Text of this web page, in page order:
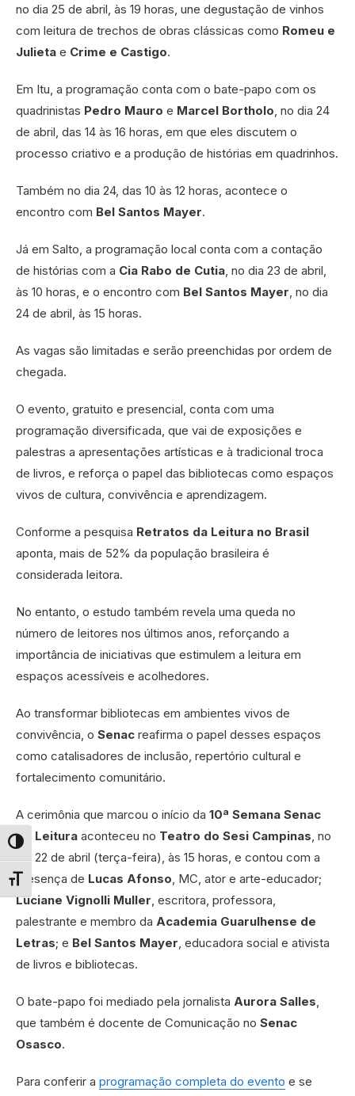
Alternar alto contraste
Alternar tamanho da fonte
no dia 25 de abril, às 19 horas, une degustação de vinhos
com leitura de trechos de obras clássicas como Romeu e
Julieta e Crime e Castigo.
Em Itu, a programação conta com o bate-papo com os
quadrinistas Pedro Mauro e Marcel Bortholo , no dia 24
de abril, das 14 às 16 horas, em que eles discutem o
processo criativo e a produção de histórias em quadrinhos.
Também no dia 24, das 10 às 12 horas, acontece o
encontro com Bel Santos Mayer.
Já em Salto, a programação local conta com a contação
de histórias com a Cia Rabo de Cutia , no dia 23 de abril,
às 10 horas, e o encontro com Bel Santos Mayer , no dia
24 de abril, às 15 horas.
As vagas são limitadas e serão preenchidas por ordem de
chegada.
O evento, gratuito e presencial, conta com uma
programação diversificada, que vai de exposições e
palestras a apresentações artísticas e à tradicional troca
de livros, e reforça o papel das bibliotecas como espaços
vivos de cultura, convivência e aprendizagem.
Conforme a pesquisa Retratos da Leitura no Brasil
aponta, mais de 52% da população brasileira é
considerada leitora.
No entanto, o estudo também revela uma queda no
número de leitores nos últimos anos, reforçando a
importância de iniciativas que estimulem a leitura em
espaços acessíveis e acolhedores.
Ao transformar bibliotecas em ambientes vivos de
convivência, o Senac reafirma o papel desses espaços
como catalisadores de inclusão, repertório cultural e
fortalecimento comunitário.
A cerimônia que marcou o início da 10ª Semana Senac
de Leitura aconteceu no Teatro do Sesi Campinas , no
dia 22 de abril (terça-feira), às 15 horas, e contou com a
presença de Lucas Afonso , MC, ator e arte-educador;
Luciane Vignolli Muller , escritora, professora,
palestrante e membro da Academia Guarulhense de
Letras; e Bel Santos Mayer , educadora social e ativista
de livros e bibliotecas.
O bate-papo foi mediado pela jornalista Aurora Salles
que também é docente de Comunicação no Senac
Osasco.
Para conferir a programação completa do evento e se